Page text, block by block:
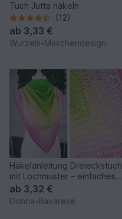
Tuch Jutta häkeln
(12)
ab 3,33 €
Wurzels-Maschendesign
Häkelanleitung Dreieckstuch
mit Lochmuster – einfaches
Anfängerprojekt
ab 3,32 €
Donna-Bavarese